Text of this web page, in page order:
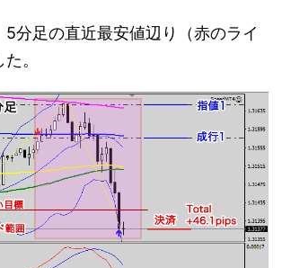
5分足の直近最安値辺り（赤のライ
。